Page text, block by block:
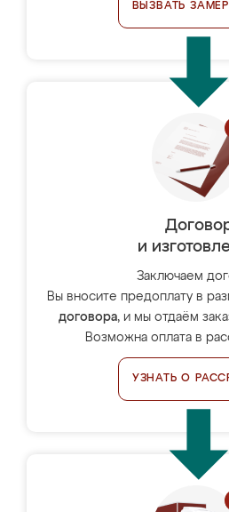
ВЫЗВАТЬ
и
Заключаем
Вы вносите предоплату в
договора, и мы отдаём
Возможна оплата в
УЗНАТЬ О